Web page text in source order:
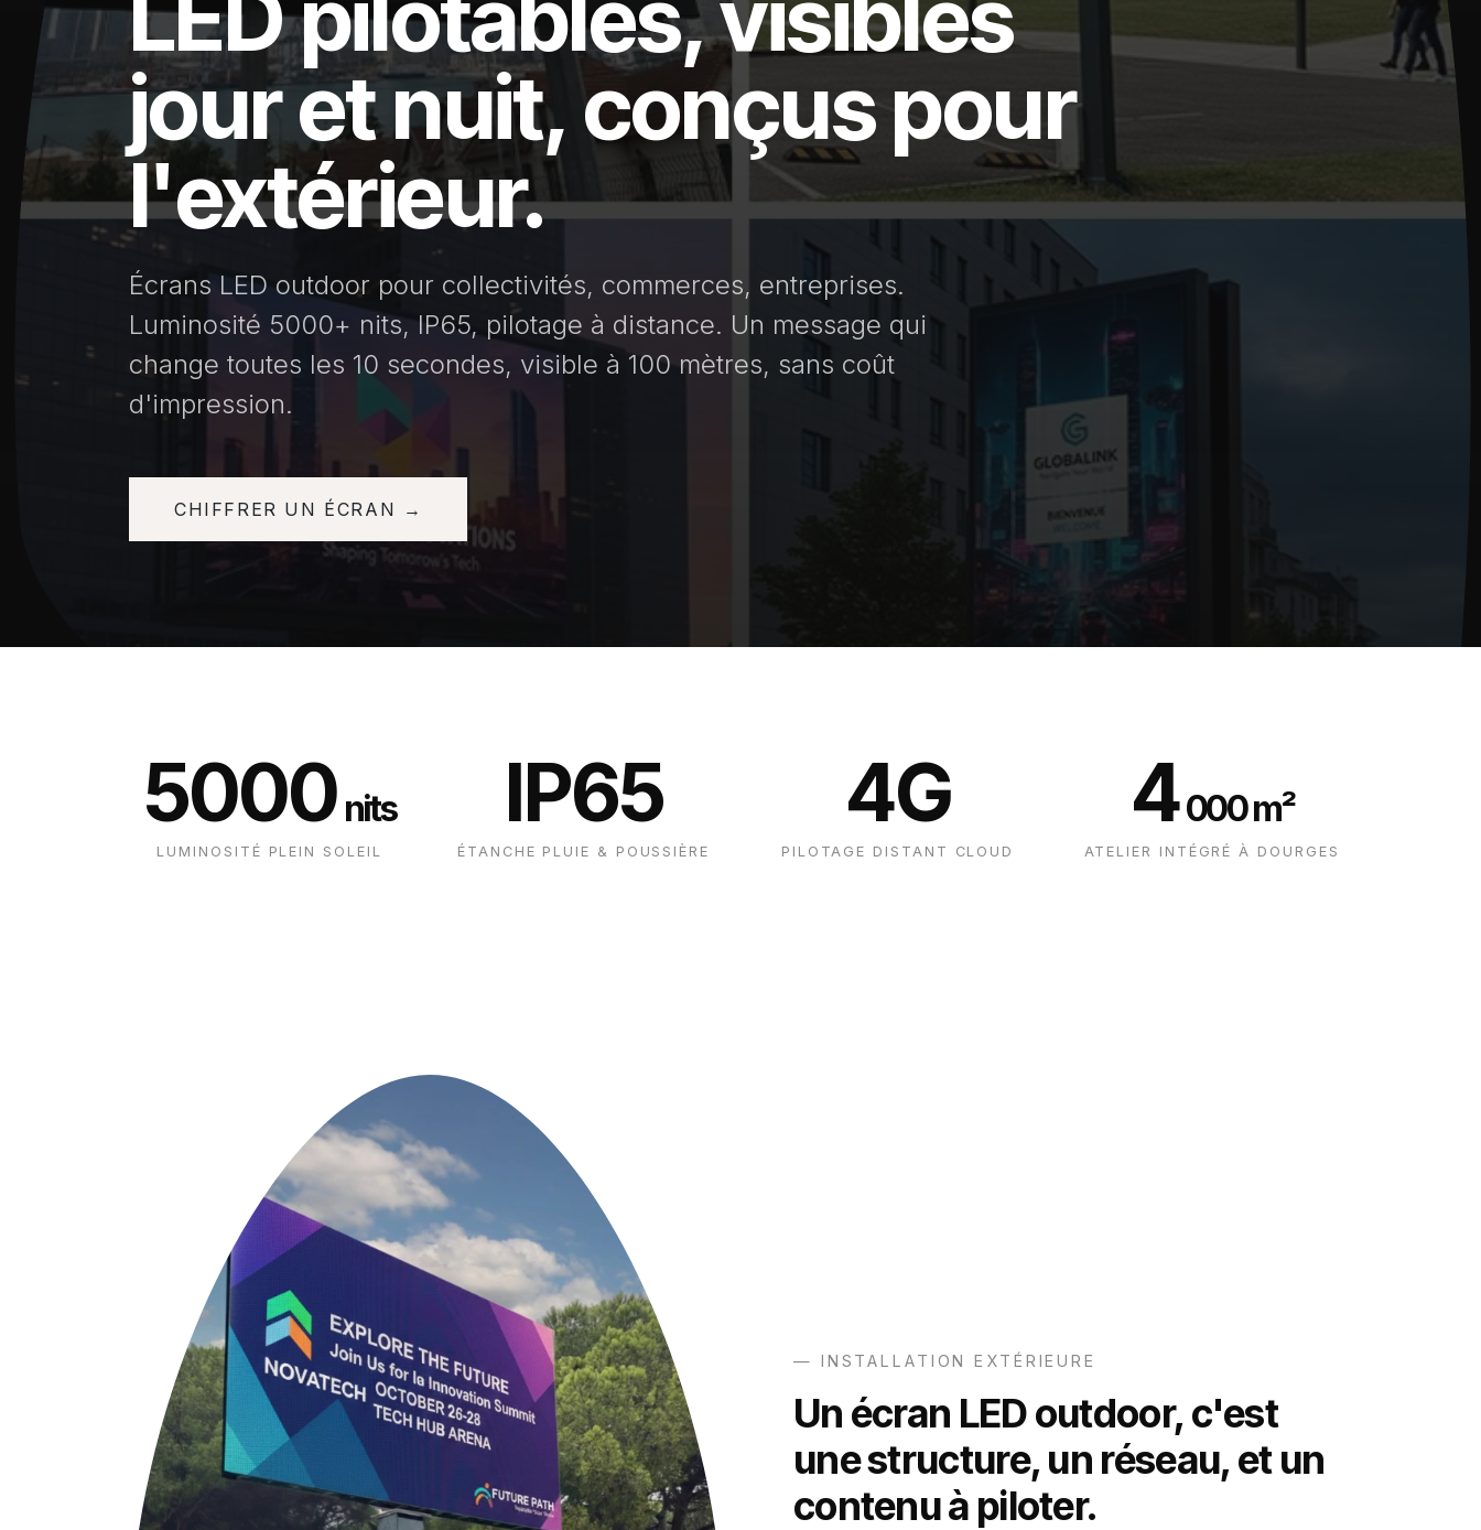
jour et nuit, conçus pour
l'extérieur.
Écrans LED outdoor pour collectivités, commerces, entreprises.
Luminosité 5000+ nits, IP65, pilotage à distance. Un message qui
change toutes les 10 secondes, visible à 100 mètres, sans coût
d'impression.
CHIFFRER UN ÉCRAN →
5000 nits
LUMINOSITÉ PLEIN SOLEIL
IP65
ÉTANCHE PLUIE & POUSSIÈRE
4G
PILOTAGE DISTANT CLOUD
4000 m²
ATELIER INTÉGRÉ À DOURGES
— INSTALLATION EXTÉRIEURE
Un écran LED outdoor, c'est
une structure, un réseau, et un
contenu à piloter.